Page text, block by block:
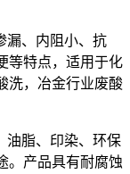
漏、内阻小、抗
等特点，适用于化
洗，冶金行业废酸
油脂、印染、环保
。产品具有耐腐蚀